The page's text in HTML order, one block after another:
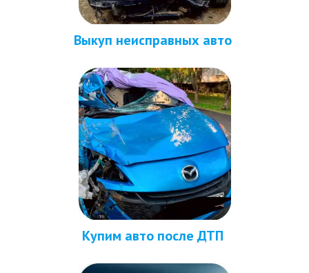
Выкуп неисправных авто
Купим авто после ДТП